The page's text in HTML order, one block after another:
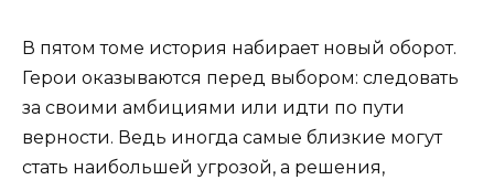
В пятом томе история набирает новый оборот.
Герои оказываются перед выбором: следовать
за своими амбициями или идти по пути
верности. Ведь иногда самые близкие могут
стать наибольшей угрозой, а решения,